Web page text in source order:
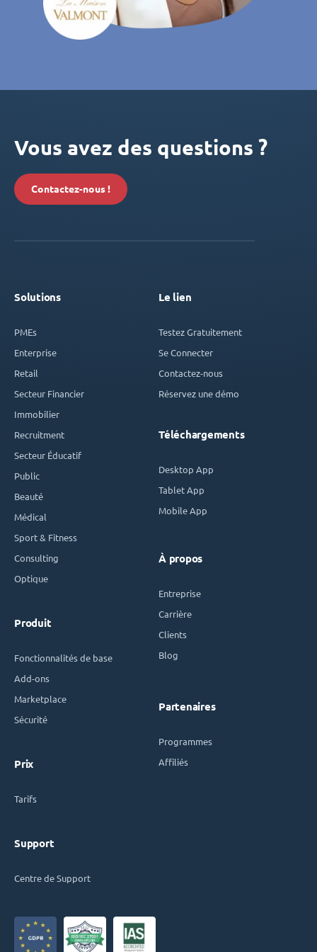
Vous avez des questions ?
Contactez-nous !
Solutions
PMEs
Enterprise
Retail
Secteur Financier
Immobilier
Recruitment
Secteur Éducatif
Public
Beauté
Médical
Sport & Fitness
Consulting
Optique
Produit
Fonctionnalités de base
Add-ons
Marketplace
Sécurité
Prix
Tarifs
Support
Centre de Support
Le lien
Testez Gratuitement
Se Connecter
Contactez-nous
Réservez une démo
Téléchargements
Desktop App
Tablet App
Mobile App
À propos
Entreprise
Carrière
Clients
Blog
Partenaires
Programmes
Affiliés